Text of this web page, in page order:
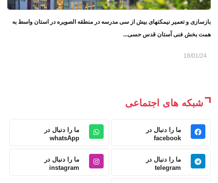
بازسازی و تعمیر نیمکتهای بیش از سی مدرسه در منطقه الصویره در استان واسط به
همت بخش فنی آستان قدس حسی...
18/01/24
شبکه های اجتماعی
ما را دنبال در
facebook
ما را دنبال در
whatsApp
ما را دنبال در
telegram
ما را دنبال در
instagram